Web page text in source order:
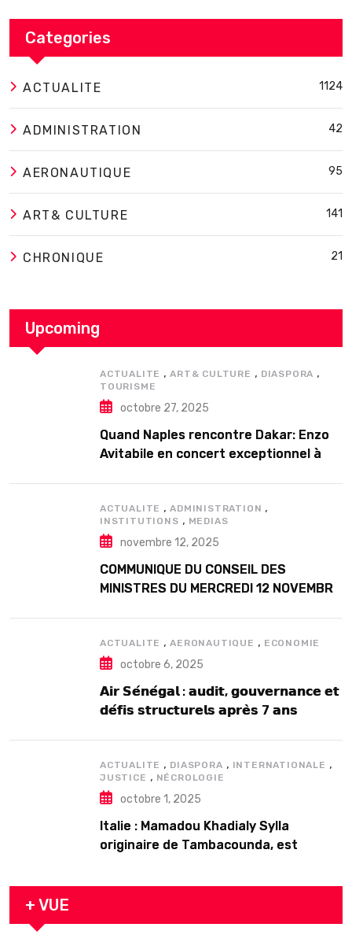
Categories
ACTUALITE 1124
ADMINISTRATION 42
AERONAUTIQUE 95
ART& CULTURE 141
CHRONIQUE 21
Upcoming
ACTUALITE ,ART& CULTURE , DIASPORA ,
TOURISME
octobre 27, 2025
Quand Naples rencontre Dakar: Enzo
Avitabile en concert exceptionnel à
ACTUALITE ,ADMINISTRATION ,
INSTITUTIONS , MEDIAS
novembre 12, 2025
COMMUNIQUE DU CONSEIL DES
MINISTRES DU MERCREDI 12 NOVEMBRE
ACTUALITE ,AERONAUTIQUE , ECONOMIE
octobre 6, 2025
𝗔𝗶𝗿 𝗦𝗲́𝗻𝗲́𝗴𝗮𝗹 : 𝗮𝘂𝗱𝗶𝘁, 𝗴𝗼𝘂𝘃𝗲𝗿𝗻𝗮𝗻𝗰𝗲 𝗲𝘁
𝗱𝗲́𝗳𝗶𝘀 𝘀𝘁𝗿𝘂𝗰𝘁𝘂𝗿𝗲𝗹𝘀 𝗮𝗽𝗿𝗲̀𝘀 7 𝗮𝗻𝘀
ACTUALITE , DIASPORA , INTERNATIONALE ,
JUSTICE , NÉCROLOGIE
octobre 1, 2025
Italie : Mamadou Khadialy Sylla
originaire de Tambacounda, est
arrestation
+ VUE